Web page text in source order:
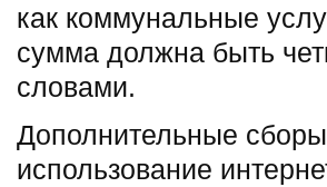
как коммунальные
сумма должна быть
словами.
Дополнительные
использование